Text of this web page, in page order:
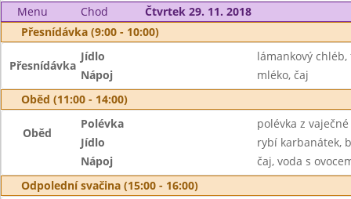
Menu Chod
Čtvrtek 29. 11. 2018
Přesnídávka (9:00 - 10:00)
Přesnídávka
Jídlo
lámankový
Nápoj
mléko, čaj
Oběd (11:00 - 14:00)
Oběd
Polévka
polévka z
Jídlo
rybí karbanátek,
Nápoj
čaj, voda s
Odpolední svačina (15:00 - 16:00)